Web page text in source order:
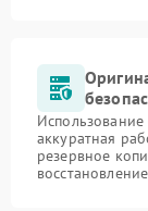
аккуратная
резервное